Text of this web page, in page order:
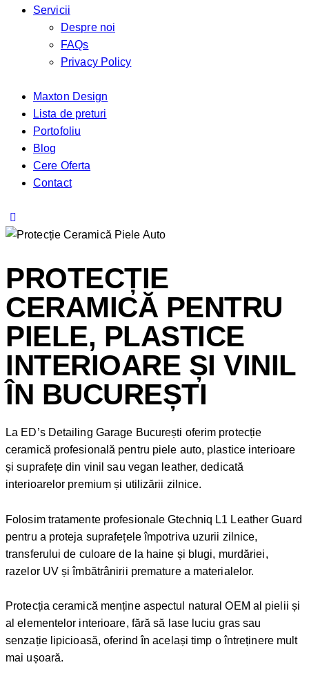
Servicii
Despre noi
FAQs
Privacy Policy
Maxton Design
Lista de preturi
Portofoliu
Blog
Cere Oferta
Contact
PROTECȚIE
CERAMICĂ PENTRU
PIELE, PLASTICE
INTERIOARE ȘI VINIL
ÎN BUCUREȘTI
La ED’s Detailing Garage București oferim protecție
ceramică profesională pentru piele auto, plastice interioare
și suprafețe din vinil sau vegan leather, dedicată
interioarelor premium și utilizării zilnice.
Folosim tratamente profesionale Gtechniq L1 Leather Guard
pentru a proteja suprafețele împotriva uzurii zilnice,
transferului de culoare de la haine și blugi, murdăriei,
razelor UV și îmbătrânirii premature a materialelor.
Protecția ceramică menține aspectul natural OEM al pielii și
al elementelor interioare, fără să lase luciu gras sau
senzație lipicioasă, oferind în același timp o întreținere mult
mai ușoară.